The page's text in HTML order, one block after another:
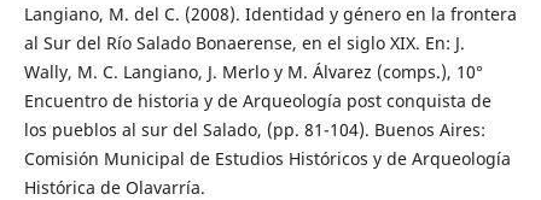
Langiano, M. del C. (2008). Identidad y género en la frontera
al Sur del Río Salado Bonaerense, en el siglo XIX. En: J.
Wally, M. C. Langiano, J. Merlo y M. Álvarez (comps.), 10°
Encuentro de historia y de Arqueología post conquista de
los pueblos al sur del Salado, (pp. 81-104). Buenos Aires:
Comisión Municipal de Estudios Históricos y de Arqueología
Histórica de Olavarría.